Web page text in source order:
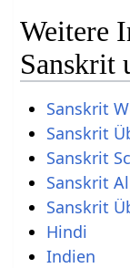
Weitere
Sanskrit
Sanskrit
Sanskrit
Sanskrit
Sanskrit
Sanskrit
Hindi
Indien